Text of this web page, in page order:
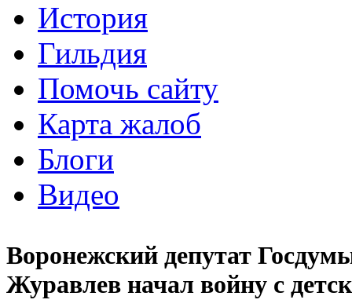
История
Гильдия
Помочь сайту
Карта жалоб
Блоги
Видео
Воронежский депутат
Журавлев начал войну с